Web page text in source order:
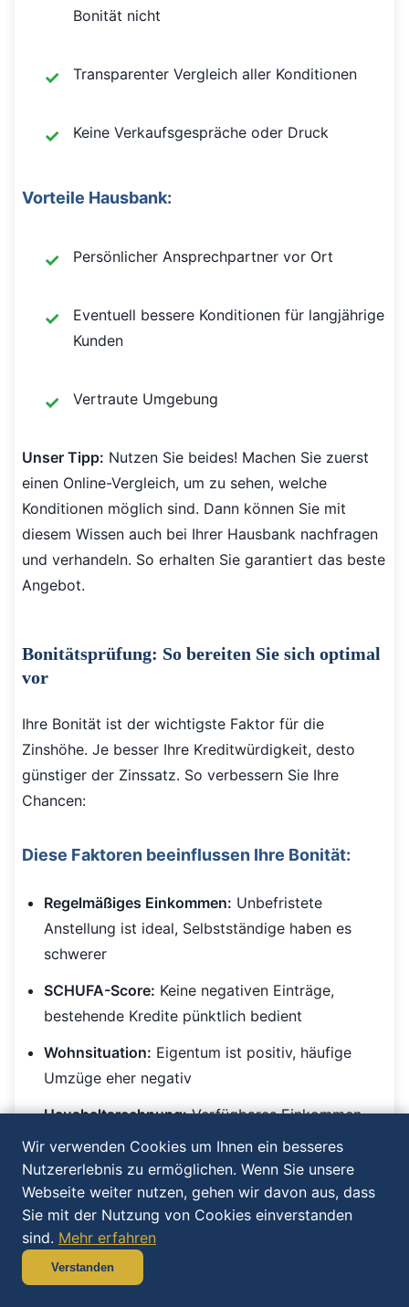
Bonität nicht
Transparenter Vergleich aller Konditionen
Keine Verkaufsgespräche oder Druck
Vorteile Hausbank:
Persönlicher Ansprechpartner vor Ort
Eventuell bessere Konditionen für langjährige
Kunden
Vertraute Umgebung
Unser Tipp: Nutzen Sie beides! Machen Sie zuerst
einen Online-Vergleich, um zu sehen, welche
Konditionen möglich sind. Dann können Sie mit
diesem Wissen auch bei Ihrer Hausbank nachfragen
und verhandeln. So erhalten Sie garantiert das beste
Angebot.
Bonitätsprüfung: So bereiten Sie sich optimal
vor
Ihre Bonität ist der wichtigste Faktor für die
Zinshöhe. Je besser Ihre Kreditwürdigkeit, desto
günstiger der Zinssatz. So verbessern Sie Ihre
Chancen:
Diese Faktoren beeinflussen Ihre Bonität:
Regelmäßiges Einkommen: Unbefristete
Anstellung ist ideal, Selbstständige haben es
schwerer
SCHUFA-Score: Keine negativen Einträge,
bestehende Kredite pünktlich bedient
Wohnsituation: Eigentum ist positiv, häufige
Umzüge eher negativ
Haushaltsrechnung:Verfügbares Einkommen
nach Abzug aller Fixkosten
Bestehende Verbindlichkeiten:Andere Kredite,
Dispo-Nutzung
Profi-Tipp:
kostenlose SCHUFA-Selbstauskunft an und
Wir verwenden Cookies um Ihnen ein besseres
Nutzererlebnis zu ermöglichen. Wenn Sie unsere
Webseite weiter nutzen, gehen wir davon aus, dass
Sie mit der Nutzung von Cookies einverstanden
sind. Mehr erfahren
Verstanden